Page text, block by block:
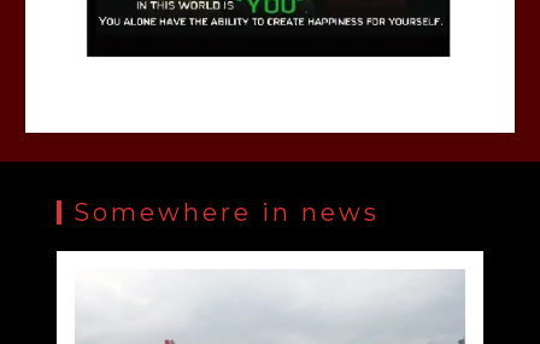
Somewhere in news